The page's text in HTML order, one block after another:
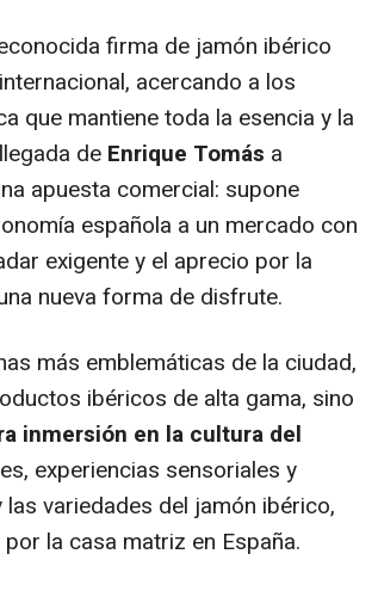
firma de jamón ibérico
acercando a los
que mantiene toda la esencia y la
de Enrique Tomás a
apuesta comercial: supone
española a un mercado con
exigente y el aprecio por la
nueva forma de disfrute.
más emblemáticas de la ciudad,
ibéricos de alta gama, sino
inmersión en la cultura del
experiencias sensoriales y
variedades del jamón ibérico,
la casa matriz en España.